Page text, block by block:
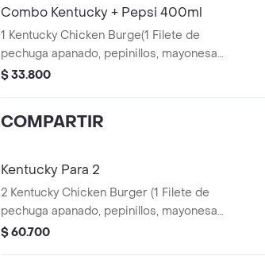
Combo Kentucky + Pepsi 400ml
1 Kentucky Chicken Burge(1 Filete de
pechuga apanado, pepinillos, mayonesa
premium y mantequilla) + 1 Papa Pequeña
$ 33.800
COMPARTIR
Kentucky Para 2
2 Kentucky Chicken Burger (1 Filete de
pechuga apanado, pepinillos, mayonesa
premium y mantequilla) + 2 Papas
$ 60.700